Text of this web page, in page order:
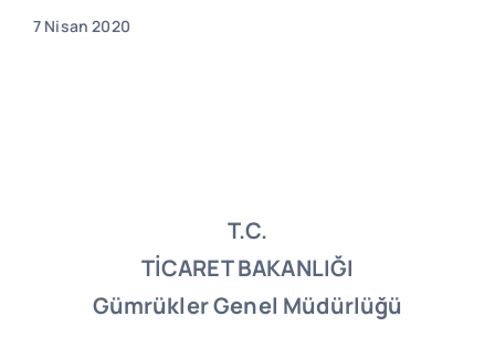
7 Nisan 2020
T.C.
TİCARET BAKANLIĞI
Gümrükler Genel Müdürlüğü